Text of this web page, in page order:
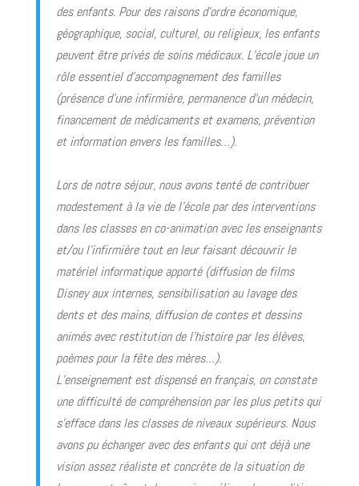
des enfants. Pour des raisons d’ordre économique,
géographique, social, culturel, ou religieux, les enfants
peuvent être privés de soins médicaux. L’école joue un
rôle essentiel d’accompagnement des familles
(présence d’une infirmière, permanence d’un médecin,
financement de médicaments et examens, prévention
et information envers les familles…).
Lors de notre séjour, nous avons tenté de contribuer
modestement à la vie de l’école par des interventions
dans les classes en co-animation avec les enseignants
et/ou l’infirmière tout en leur faisant découvrir le
matériel informatique apporté (diffusion de films
Disney aux internes, sensibilisation au lavage des
dents et des mains, diffusion de contes et dessins
animés avec restitution de l’histoire par les élèves,
poèmes pour la fête des mères…).
L’enseignement est dispensé en français, on constate
une difficulté de compréhension par les plus petits qui
s’efface dans les classes de niveaux supérieurs. Nous
avons pu échanger avec des enfants qui ont déjà une
vision assez réaliste et concrète de la situation de